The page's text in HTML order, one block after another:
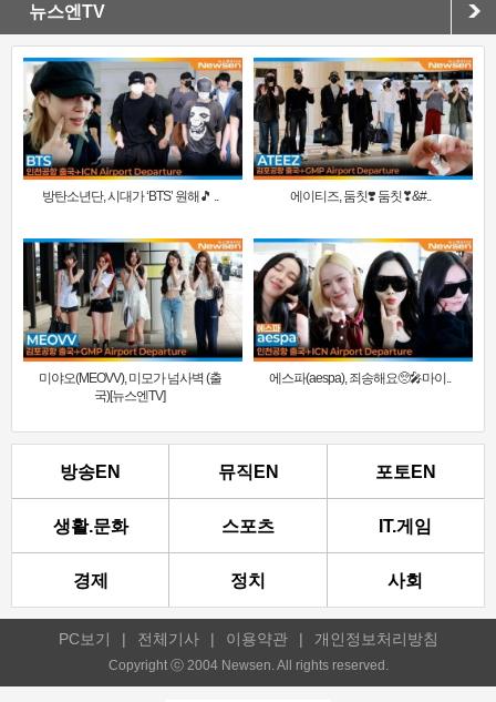
뉴스엔TV
방탄소년단, 시대가 ‘BTS’ 원해🎵 .. 에이티즈, 둠칫❣️ 둠칫❣&#..
미야오(MEOVV), 미모가 넘사벽 (출
국)[뉴스엔TV]
에스파(aespa), 죄송해요🥺🎤마이..
방송EN 뮤직EN 포토EN
생활.문화 스포츠 IT.게임
경제 정치 사회
PC보기 | 전체기사 | 이용약관 | 개인정보처리방침
Copyright ⓒ 2004 Newsen. All rights reserved.